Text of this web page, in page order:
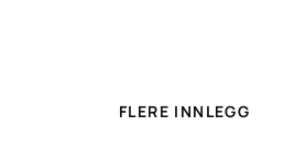
FLERE INNLEGG